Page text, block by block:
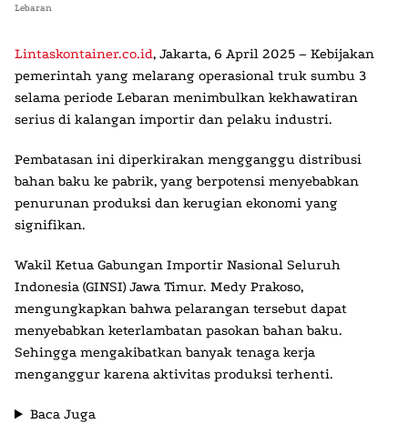
Lebaran
Lintaskontainer.co.id, Jakarta, 6 April 2025 – Kebijakan
pemerintah yang melarang operasional truk sumbu 3
selama periode Lebaran menimbulkan kekhawatiran
serius di kalangan importir dan pelaku industri.
Pembatasan ini diperkirakan mengganggu distribusi
bahan baku ke pabrik, yang berpotensi menyebabkan
penurunan produksi dan kerugian ekonomi yang
signifikan.​
Wakil Ketua Gabungan Importir Nasional Seluruh
Indonesia (GINSI) Jawa Timur. Medy Prakoso,
mengungkapkan bahwa pelarangan tersebut dapat
menyebabkan keterlambatan pasokan bahan baku.
Sehingga mengakibatkan banyak tenaga kerja
menganggur karena aktivitas produksi terhenti.
Baca Juga